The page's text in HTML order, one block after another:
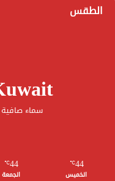
الطقس
سماء صافية
44
℃
الخميس
44
℃
الجمعة